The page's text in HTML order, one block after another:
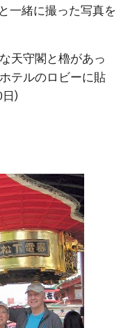
一緒に撮った写真を
天守閣と櫓があっ
テルのロビーに貼
日)